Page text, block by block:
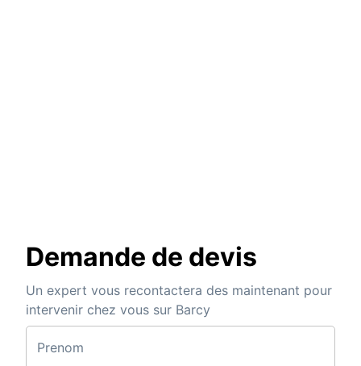
Demande de devis
Un expert vous recontactera des maintenant pour
intervenir chez vous sur Barcy
Prenom